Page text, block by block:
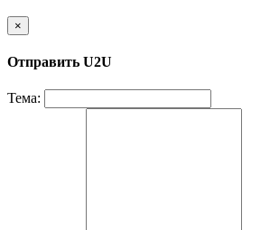
×
Отправить U2U
Тема: